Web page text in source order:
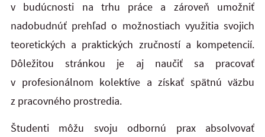
v budúcnosti na trhu práce a zároveň umožniť
nadobudnúť prehľad o možnostiach využitia svojich
teoretických a praktických zručností a kompetencií.
Dôležitou stránkou je aj naučiť sa pracovať
v profesionálnom kolektíve a získať spätnú väzbu
z pracovného prostredia.
Študenti môžu svoju odbornú prax absolvovať